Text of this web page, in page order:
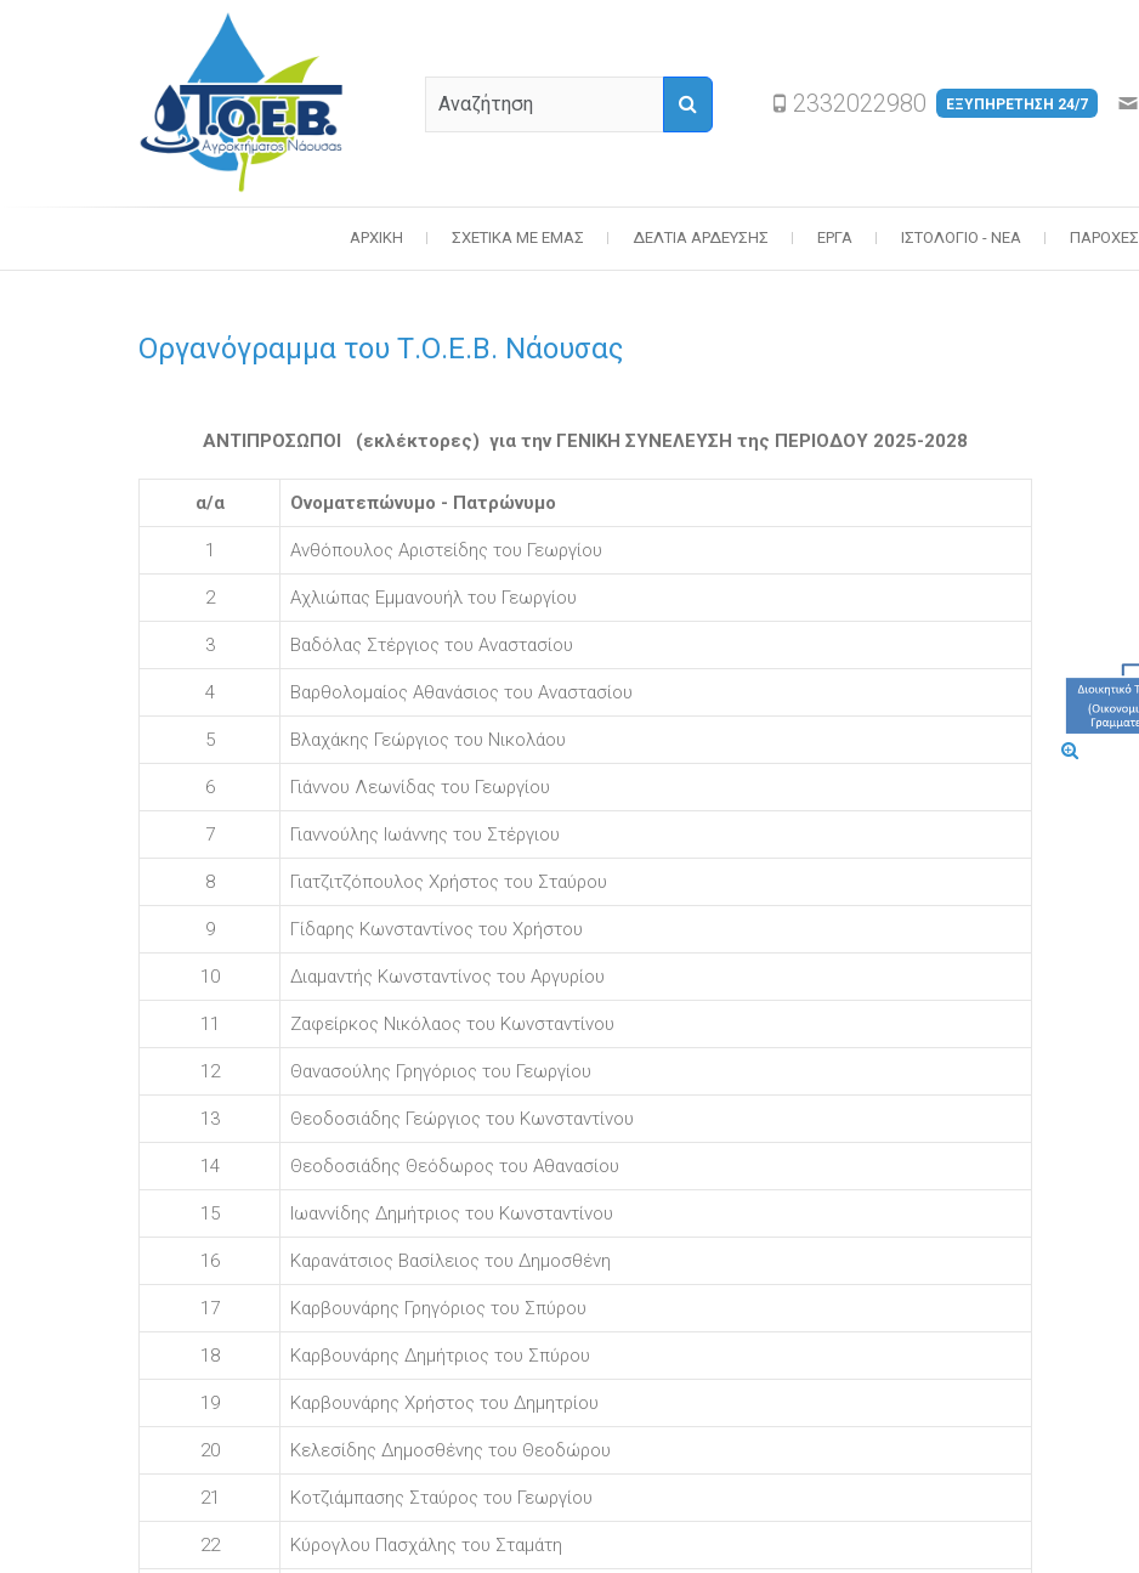
2332022980 ΕΞΥΠΗΡΕΤΗΣΗ 24/7
ΑΡΧΙΚΉ ΣΧΕΤΙΚΆ ΜΕ ΕΜΆΣ ΔΕΛΤΊΑ ΆΡΔΕΥΣΗΣ ΈΡΓΑ ΙΣΤΟΛΌΓΙΟ - ΝΈΑ ΠΑΡΟΧΈΣ
Οργανόγραμμα του Τ.Ο.Ε.Β. Νάουσας
ANTIΠΡΟΣΩΠΟΙ (εκλέκτορες) για την ΓΕΝΙΚΗ ΣΥΝΕΛΕΥΣΗ της ΠΕΡΙΟΔΟΥ 2025-2028
α/α Ονοματεπώνυμο - Πατρώνυμο
1 Ανθόπουλος Αριστείδης του Γεωργίου
2 Αχλιώπας Εμμανουήλ του Γεωργίου
3 Βαδόλας Στέργιος του Αναστασίου
4 Βαρθολομαίος Αθανάσιος του Αναστασίου
5 Βλαχάκης Γεώργιος του Νικολάου
6 Γιάννου Λεωνίδας του Γεωργίου
7 Γιαννούλης Ιωάννης του Στέργιου
8 Γιατζιτζόπουλος Χρήστος του Σταύρου
9 Γίδαρης Κωνσταντίνος του Χρήστου
10 Διαμαντής Κωνσταντίνος του Αργυρίου
11 Ζαφείρκος Νικόλαος του Κωνσταντίνου
12 Θανασούλης Γρηγόριος του Γεωργίου
13 Θεοδοσιάδης Γεώργιος του Κωνσταντίνου
14 Θεοδοσιάδης Θεόδωρος του Αθανασίου
15 Ιωαννίδης Δημήτριος του Κωνσταντίνου
16 Καρανάτσιος Βασίλειος του Δημοσθένη
17 Καρβουνάρης Γρηγόριος του Σπύρου
18 Καρβουνάρης Δημήτριος του Σπύρου
19 Καρβουνάρης Χρήστος του Δημητρίου
20 Κελεσίδης Δημοσθένης του Θεοδώρου
21 Κοτζιάμπασης Σταύρος του Γεωργίου
22 Κύρογλου Πασχάλης του Σταμάτη